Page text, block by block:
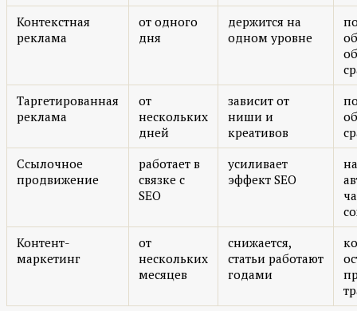
Контекстная
реклама
от одного
дня
держится на
одном уровне
Таргетированная
реклама
от
нескольких
дней
зависит от
ниши и
креативов
Ссылочное
продвижение
работает в
связке с
SEO
усиливает
эффект SEO
Контент-
маркетинг
от
нескольких
месяцев
снижается,
статьи работают
годами